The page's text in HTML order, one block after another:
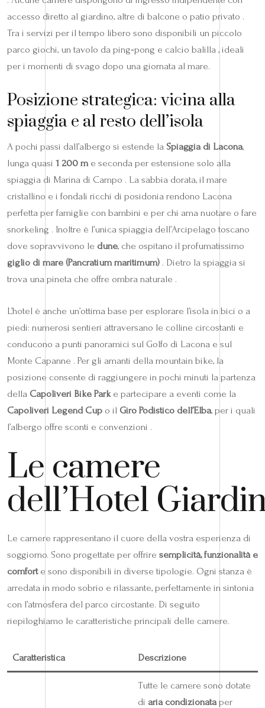
accesso diretto al giardino, altre di balcone o patio privato .
Tra i servizi per il tempo libero sono disponibili un piccolo
parco giochi, un tavolo da ping‑pong e calcio balilla , ideali
per i momenti di svago dopo una giornata al mare.
Posizione strategica: vicina alla
spiaggia e al resto dell’isola
A pochi passi dall’albergo si estende la Spiaggia di Lacona,
lunga quasi 1 200 m e seconda per estensione solo alla
spiaggia di Marina di Campo . La sabbia dorata, il mare
cristallino e i fondali ricchi di posidonia rendono Lacona
perfetta per famiglie con bambini e per chi ama nuotare o fare
snorkeling . Inoltre è l’unica spiaggia dell’Arcipelago toscano
dove sopravvivono le dune, che ospitano il profumatissimo
giglio di mare (Pancratium maritimum) . Dietro la spiaggia si
trova una pineta che offre ombra naturale .
L’hotel è anche un’ottima base per esplorare l’isola in bici o a
piedi: numerosi sentieri attraversano le colline circostanti e
conducono a punti panoramici sul Golfo di Lacona e sul
Monte Capanne . Per gli amanti della mountain bike, la
posizione consente di raggiungere in pochi minuti la partenza
della Capoliveri Bike Parke partecipare a eventi come la
Capoliveri Legend Cup o il Giro Podistico dell’Elba, per i quali
l’albergo offre sconti e convenzioni .
Le camere
dell’Hotel
Le camere rappresentano il cuore della vostra esperienza di
soggiorno. Sono progettate per offrire semplicità, funzionalità e
comforte sono disponibili in diverse tipologie. Ogni stanza è
arredata in modo sobrio e rilassante, perfettamente in sintonia
con l’atmosfera del parco circostante. Di seguito
riepiloghiamo le caratteristiche principali delle camere.
Caratteristica Descrizione
Tutte le camere sono dotate
di aria condizionataper